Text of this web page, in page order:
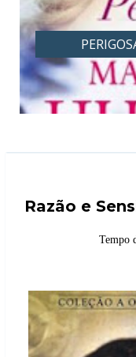
Razão e
Tempo